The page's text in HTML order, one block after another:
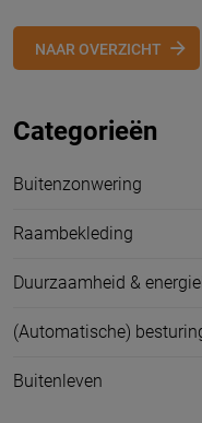
NAAR OVERZICHT
Categorieën
Buitenzonwering
Raambekleding
Duurzaamheid &
(Automatische)
Buitenleven